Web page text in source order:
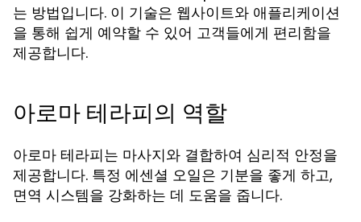
는 방법입니다. 이 기술은 웹사이트와 애플리케이션
을 통해 쉽게 예약할 수 있어 고객들에게 편리함을
제공합니다.
아로마 테라피의 역할
아로마 테라피는 마사지와 결합하여 심리적 안정을
제공합니다. 특정 에센셜 오일은 기분을 좋게 하고,
면역 시스템을 강화하는 데 도움을 줍니다.